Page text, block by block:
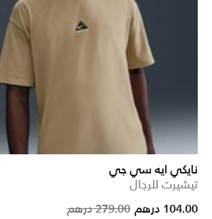
نايكي ايه سي جي
تيشيرت للرجال
Price
279.00 درهم to
104.00 درهم